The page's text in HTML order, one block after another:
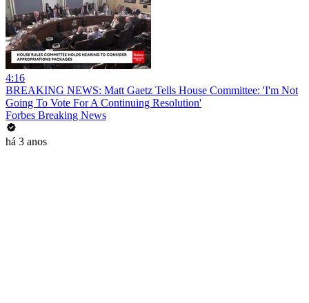
4:16
BREAKING NEWS: Matt Gaetz Tells House Committee: 'I'm Not
Going To Vote For A Continuing Resolution'
Forbes Breaking News
há 3 anos